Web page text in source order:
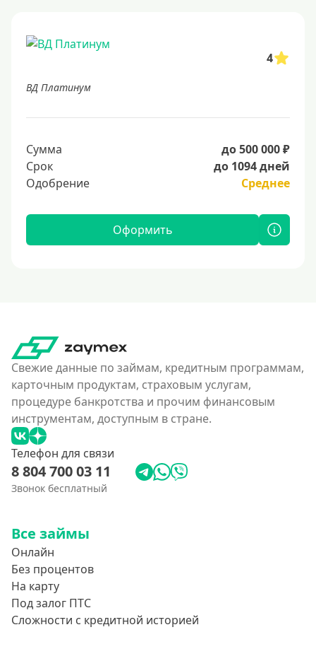
4
ВД Платинум
Сумма
до 500 000 ₽
Срок
до 1094 дней
Одобрение
Среднее
Оформить
Свежие данные по займам, кредитным программам,
карточным продуктам, страховым услугам,
процедуре банкротства и прочим финансовым
инструментам, доступным в стране.
Телефон для связи
8 804 700 03 11
Звонок бесплатный
Все займы
Онлайн
Без процентов
На карту
Под залог ПТС
Сложности с кредитной историей